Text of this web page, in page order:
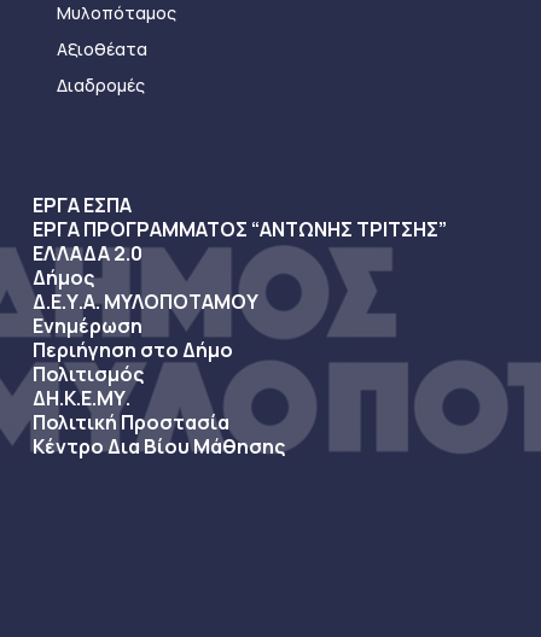
Μυλοπόταμος
Αξιοθέατα
Διαδρομές
ΕΡΓΑ ΕΣΠΑ
ΕΡΓΑ ΠΡΟΓΡΑΜΜΑΤΟΣ “ΑΝΤΩΝΗΣ ΤΡΙΤΣΗΣ”
ΕΛΛΑΔΑ 2.0
Δήμος
Δ.Ε.Υ.Α. ΜΥΛΟΠΟΤΑΜΟΥ
Ενημέρωση
Περιήγηση στο Δήμο
Πολιτισμός
ΔΗ.Κ.Ε.ΜΥ.
Πολιτική Προστασία
Κέντρο Δια Βίου Μάθησης